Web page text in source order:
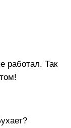
работал. Так